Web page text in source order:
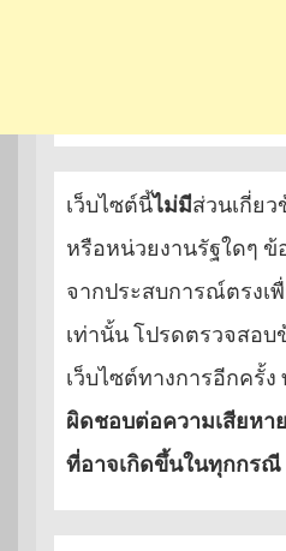
เว็บไซต์นี้ไม่มีส่วนเกี่ย
หรือหน่วยงานรัฐใดๆ
จากประสบการณ์ตรงเ
เท่านั้น โปรดตรวจสอ
เว็บไซต์ทางการอีกครั้
ผิดชอบต่อความเสียหา
ที่อาจเกิดขึ้นในทุกกรณี